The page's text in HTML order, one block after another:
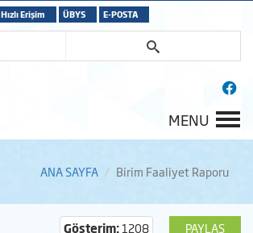
Hızlı Erişim ÜBYS E-POSTA
MENU
ANA SAYFA Birim Faaliyet Raporu
PAYLAŞ
Gösterim:1208